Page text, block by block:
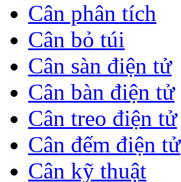
Cân phân tích
Cân bỏ túi
Cân sàn điện tử
Cân bàn điện tử
Cân treo điện tử
Cân đếm điện tử
Cân kỹ thuật